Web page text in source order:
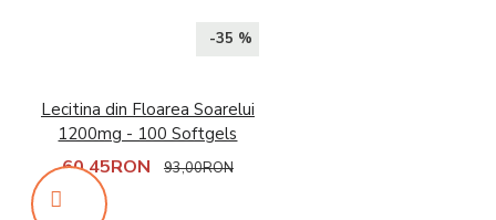
-35 %
Lecitina din Floarea Soarelui
1200mg - 100 Softgels
60,45RON 93,00RON